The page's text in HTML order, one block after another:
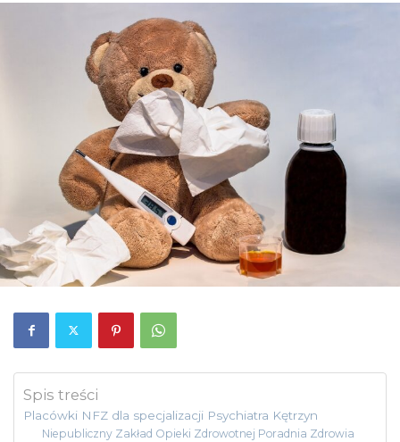
Spis treści
Placówki NFZ dla specjalizacji Psychiatra Kętrzyn
Niepubliczny Zakład Opieki Zdrowotnej Poradnia Zdrowia